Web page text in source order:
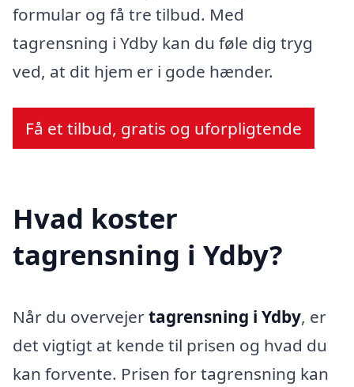
formular og få tre tilbud. Med
tagrensning i Ydby kan du føle dig tryg
ved, at dit hjem er i gode hænder.
Få et tilbud, gratis og uforpligtende
Hvad koster
tagrensning i Ydby?
Når du overvejertagrensning i Ydby, er
det vigtigt at kende til prisen og hvad du
kan forvente. Prisen for tagrensning kan